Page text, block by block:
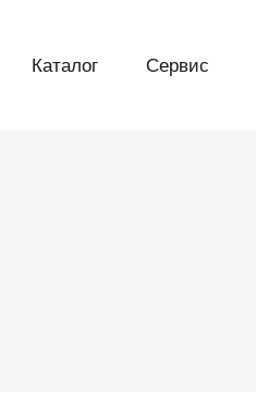
Каталог Сервис